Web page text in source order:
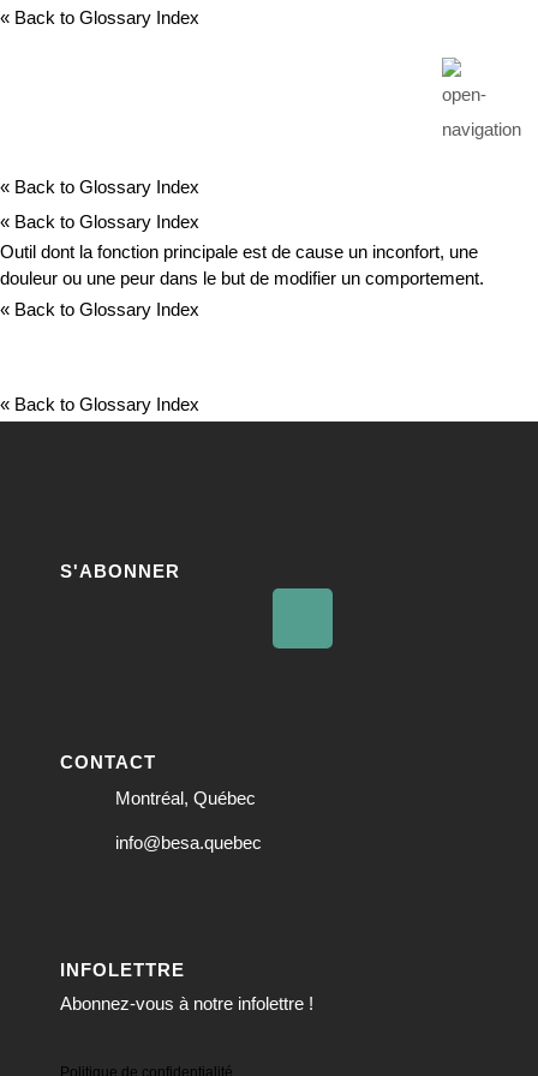
« Back to Glossary Index
« Back to Glossary Index
« Back to Glossary Index
Outil dont la fonction principale est de cause un inconfort, une
douleur ou une peur dans le but de modifier un comportement.
« Back to Glossary Index
« Back to Glossary Index
S'ABONNER
CONTACT
Montréal, Québec
info@besa.quebec
INFOLETTRE
Abonnez-vous à notre infolettre !
Politique de confidentialité